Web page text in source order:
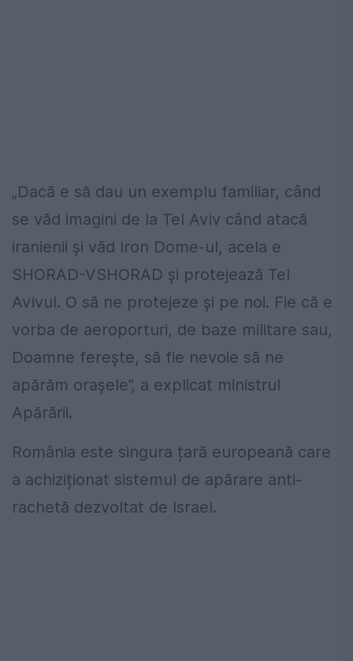
„Dacă e să dau un exemplu familiar, când
se văd imagini de la Tel Aviv când atacă
iranienii și văd Iron Dome-ul, acela e
SHORAD-VSHORAD și protejează Tel
Avivul. O să ne protejeze și pe noi. Fie că e
vorba de aeroporturi, de baze militare sau,
Doamne ferește, să fie nevoie să ne
apărăm orașele”, a explicat ministrul
Apărării.
România este singura țară europeană care
a achiziționat sistemul de apărare anti-
rachetă dezvoltat de Israel.